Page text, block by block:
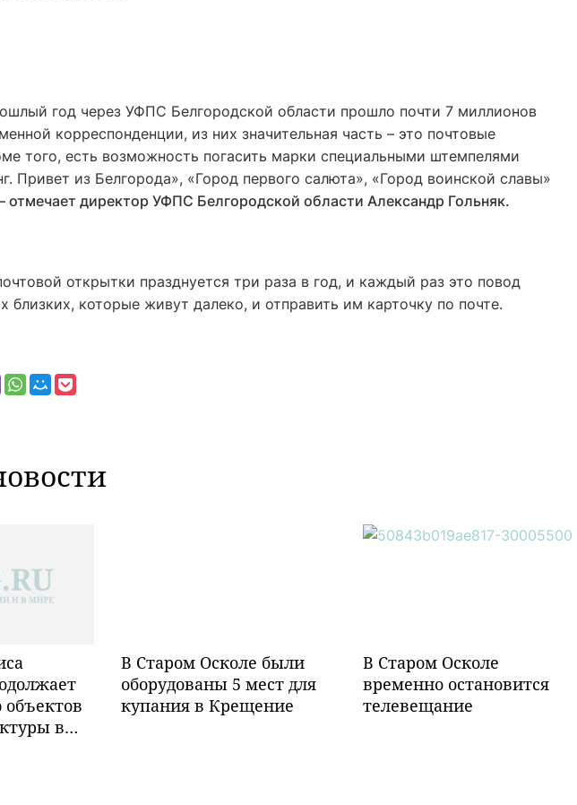
год через УФПС Белгородской области прошло почти 7 миллионов
корреспонденции, из них значительная часть – это почтовые
того, есть возможность погасить марки специальными штемпелями
Привет из Белгорода», «Город первого салюта», «Город воинской славы»
отмечает директор УФПС Белгородской области Александр Гольняк.
открытки празднуется три раза в год, и каждый раз это повод
близких, которые живут далеко, и отправить им карточку по почте.
в
В Старом Осколе были
оборудованы 5 мест для
купания в Крещение
В Старом Осколе
временно остановится
телевещание